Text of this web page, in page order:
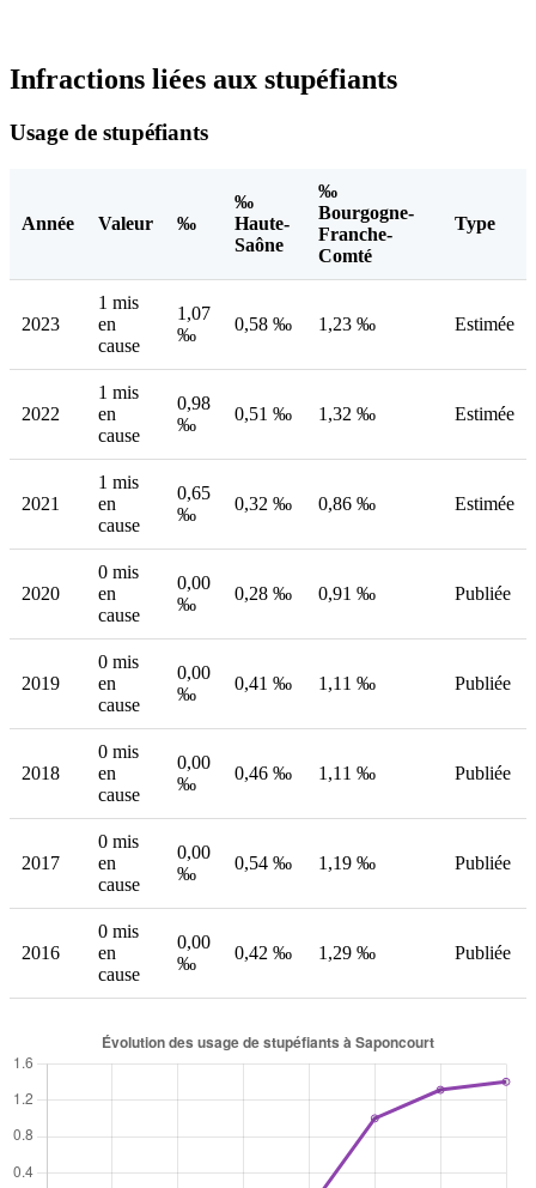
Infractions liées aux stupéfiants
Usage de stupéfiants
Année Valeur ‰
‰
Haute-
Saône
‰
Bourgogne-
Franche-
Comté
Type
2023
1 mis
en
cause
1,07
‰
0,58 ‰ 1,23 ‰ Estimée
2022
1 mis
en
cause
0,98
‰
0,51 ‰ 1,32 ‰ Estimée
2021
1 mis
en
cause
0,65
‰
0,32 ‰ 0,86 ‰ Estimée
2020
0 mis
en
cause
0,00
‰
0,28 ‰ 0,91 ‰ Publiée
2019
0 mis
en
cause
0,00
‰
0,41 ‰ 1,11 ‰ Publiée
2018
0 mis
en
cause
0,00
‰
0,46 ‰ 1,11 ‰ Publiée
2017
0 mis
en
cause
0,00
‰
0,54 ‰ 1,19 ‰ Publiée
2016
0 mis
en
cause
0,00
‰
0,42 ‰ 1,29 ‰ Publiée